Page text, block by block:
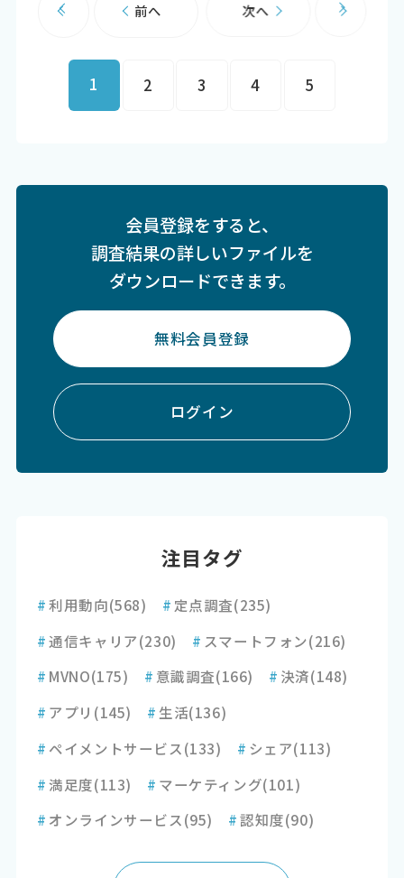
前へ
1 2 3 4 5
次へ
会員登録をすると、
調査結果の詳しいファイルを
ダウンロードできます。
無料会員登録
ログイン
注目タグ
#利用動向(568) # 定点調査(235)
#通信キャリア(230) # スマートフォン(216)
# MVNO(175) # 意識調査(166) # 決済(148)
# アプリ (145) # 生活(136)
# ペイメントサービス(133) # シェア(113)
#満足度(113) # マーケティング(101)
# オンラインサービス(95) #認知度(90)